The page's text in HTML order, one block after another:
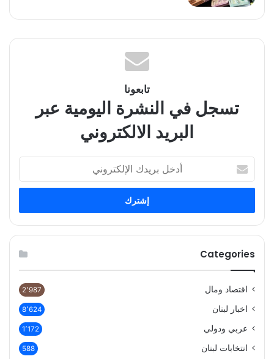
تابعونا
تسجل في النشرة اليومية عبر
البريد الالكتروني
بريدك
الإلكتروني
Categories
اقتصاد ومال 2٬987
اخبار لبنان 8٬624
عربي ودولي 1٬172
انتخابات لبنان 588